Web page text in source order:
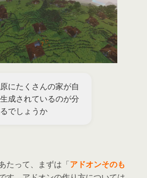
にたくさんの家が自
成されているのが分
でしょうか
たって、まずは「アドオンそのも